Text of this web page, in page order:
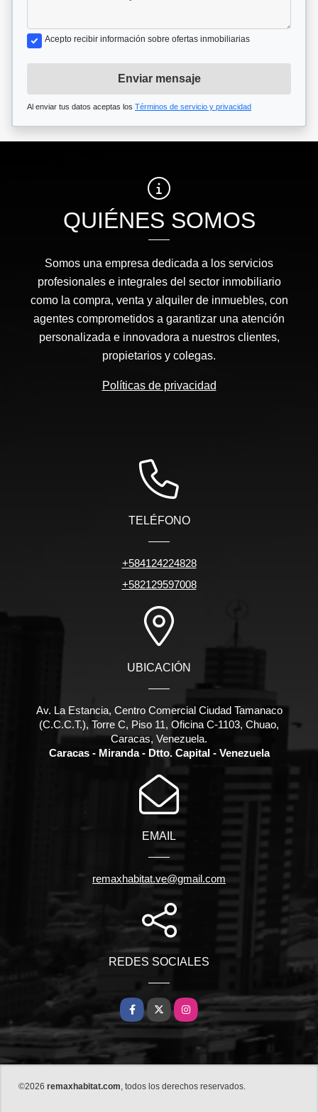
Acepto recibir información sobre ofertas inmobiliarias
Enviar mensaje
Al enviar tus datos aceptas los Términos de servicio y privacidad
QUIÉNES SOMOS
Somos una empresa dedicada a los servicios
profesionales e integrales del sector inmobiliario
como la compra, venta y alquiler de inmuebles, con
agentes comprometidos a garantizar una atención
personalizada e innovadora a nuestros clientes,
propietarios y colegas.
Políticas de privacidad
TELÉFONO
+584124224828
+582129597008
UBICACIÓN
Av. La Estancia, Centro Comercial Ciudad Tamanaco
(C.C.C.T.), Torre C, Piso 11, Oficina C-1103, Chuao,
Caracas, Venezuela.
Caracas - Miranda - Dtto. Capital - Venezuela
EMAIL
remaxhabitat.ve@gmail.com
REDES SOCIALES
Facebook
X Instagram
©2026 remaxhabitat.com, todos los derechos reservados.